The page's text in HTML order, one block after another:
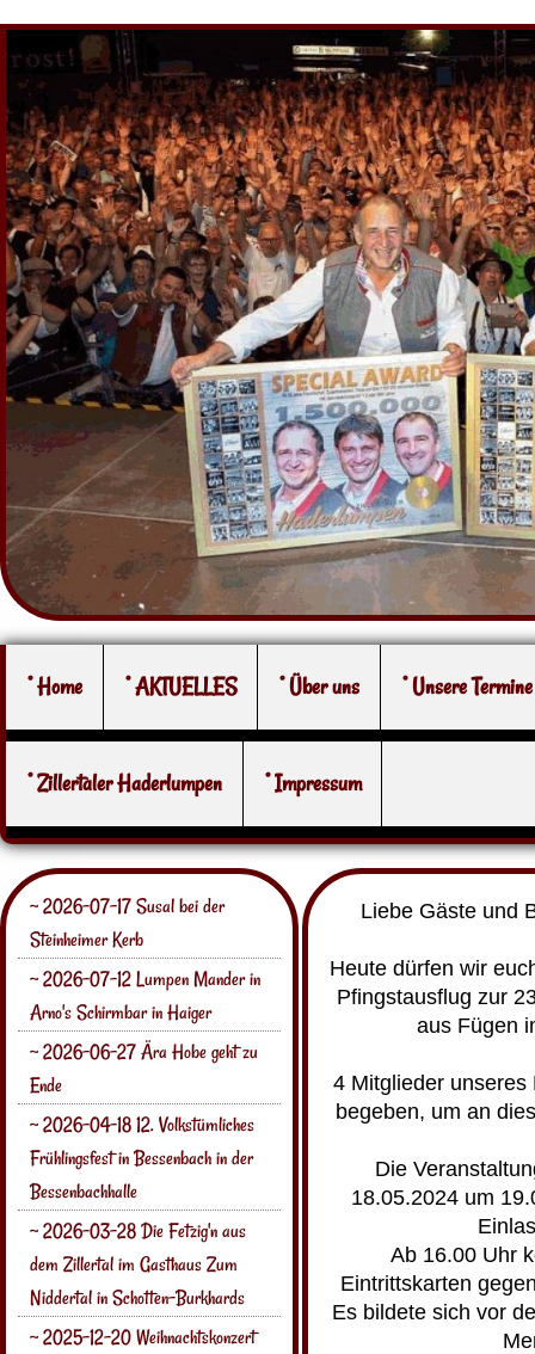
° Home ° AKTUELLES ° Über uns ° Unsere Termine
° Zillertaler Haderlumpen ° Impressum
~ 2026-07-17 Susal bei der
Steinheimer Kerb
~ 2026-07-12 Lumpen Mander in
Arno's Schirmbar in Haiger
~ 2026-06-27 Ära Hobe geht zu
Ende
~ 2026-04-18 12. Volkstümliches
Frühlingsfest in Bessenbach in der
Bessenbachhalle
~ 2026-03-28 Die Fetzig'n aus
dem Zillertal im Gasthaus Zum
Niddertal in Schotten-Burkhards
~ 2025-12-20 Weihnachtskonzert
Liebe Gäste und
Heute dürfen wir
Pfingstausflug zur
aus Fügen
4 Mitglieder
begeben, um an
Die
18.05.2024 um
Ab 16.00 Uhr
Eintrittskarten
Es bildete sich vor